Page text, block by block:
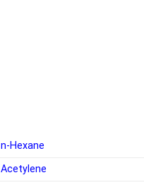
n-Hexane
Acetylene